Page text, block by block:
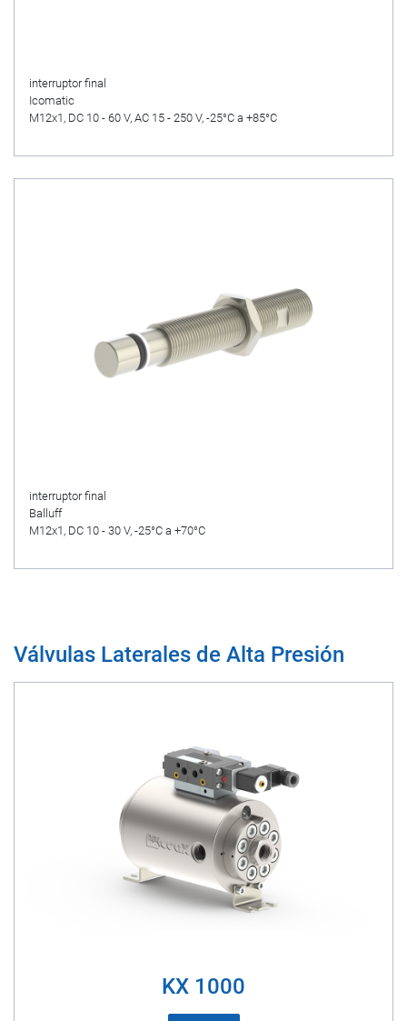
interruptor final
Icomatic
M12x1, DC 10 - 60 V, AC 15 - 250 V, -25°C a +85°C
interruptor final
Balluff
M12x1, DC 10 - 30 V, -25°C a +70°C
Válvulas Laterales de Alta Presión
KX 1000